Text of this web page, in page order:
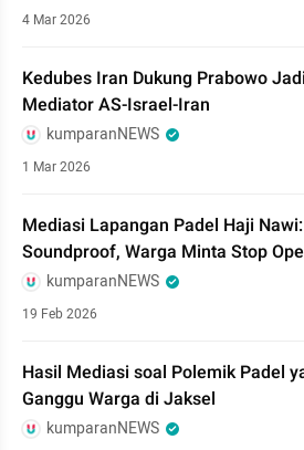
4 Mar 2026
Kedubes Iran Dukung Prabowo
Mediator AS-Israel-Iran
kumparanNEWS
1 Mar 2026
Mediasi Lapangan Padel Haji
Soundproof, Warga Minta Stop
kumparanNEWS
19 Feb 2026
Hasil Mediasi soal Polemik Padel
Ganggu Warga di Jaksel
kumparanNEWS